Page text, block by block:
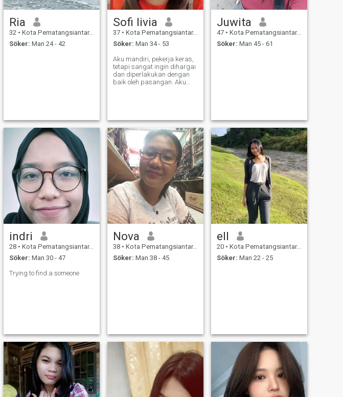
Ria
32 • Kota Pematangsiantar, Sumatera Utara, Indonesien
Söker: Man 24 - 42
Sofi livia
37 • Kota Pematangsiantar, Sumatera Utara, Indonesien
Söker: Man 34 - 53
Aku mandiri, pekerja keras,
tetapi sangat ingin dihargai
dan diperlakukan dengan
baik oleh pasangan. Aku
Juwita
47 • Kota Pematangsiantar, Sumatera Utara, Indonesien
Söker: Man 45 - 61
indri
28 • Kota Pematangsiantar, Sumatera Utara, Indonesien
Söker: Man 30 - 47
Trying to find a someone
Nova
38 • Kota Pematangsiantar, Sumatera Utara, Indonesien
Söker: Man 38 - 45
ell
20 • Kota Pematangsiantar, Sumatera Utara, Indonesien
Söker: Man 22 - 25